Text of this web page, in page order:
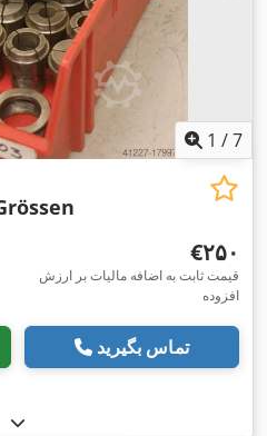
1 /7
‎€۲۵۰
قیمت ثابت به اضافه مالیات بر ارزش
افزوده
تماس بگیرید